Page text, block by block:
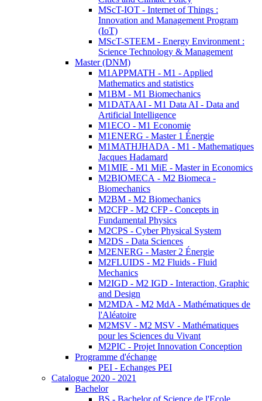
MScT-IOT - Internet of Things :
Innovation and Management Program
(IoT)
MScT-STEEM - Energy Environment :
Science Technology & Management
Master (DNM)
M1APPMATH - M1 - Applied
Mathematics and statistics
M1BM - M1 Biomechanics
M1DATAAI - M1 Data AI - Data and
Artificial Intelligence
M1ECO - M1 Economie
M1ENERG - Master 1 Énergie
M1MATHJHADA - M1 - Mathematiques
Jacques Hadamard
M1MIE - M1 MiE - Master in Economics
M2BIOMECA - M2 Biomeca -
Biomechanics
M2BM - M2 Biomechanics
M2CFP - M2 CFP - Concepts in
Fundamental Physics
M2CPS - Cyber Physical System
M2DS - Data Sciences
M2ENERG - Master 2 Énergie
M2FLUIDS - M2 Fluids - Fluid
Mechanics
M2IGD - M2 IGD - Interaction, Graphic
and Design
M2MDA - M2 MdA - Mathématiques de
l'Aléatoire
M2MSV - M2 MSV - Mathématiques
pour les Sciences du Vivant
M2PIC - Projet Innovation Conception
Programme d'échange
PEI - Echanges PEI
Catalogue 2020 - 2021
Bachelor
BS - Bachelor of Science de l'Ecole